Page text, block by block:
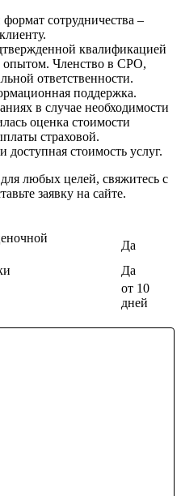
сотрудничества –
квалификацией
Членство в СРО,
ответственности.
поддержка.
в случае необходимости
оценка стоимости
страховой.
доступная стоимость услуг.
любых целей, свяжитесь с
заявку на сайте.
Да
Да
от 10
дней